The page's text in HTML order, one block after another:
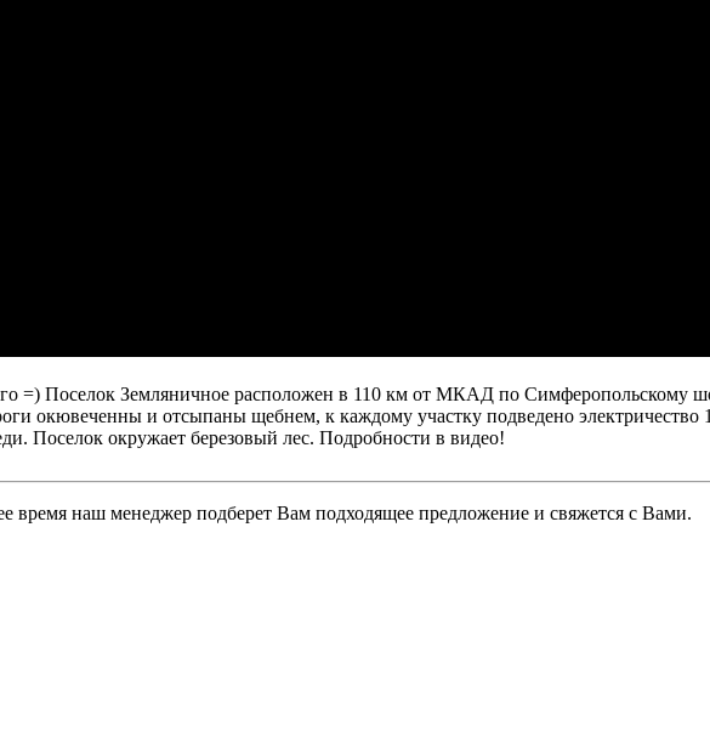
=) Поселок Земляничное расположен в 110 км от МКАД по Симферопольскому
окювеченны и отсыпаны щебнем, к каждому участку подведено электричество
Поселок окружает березовый лес. Подробности в видео!
время наш менеджер подберет Вам подходящее предложение и свяжется с Вами.